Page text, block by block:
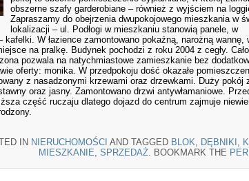
obszerne szafy garderobiane – również z wyjściem na
Zapraszamy do obejrzenia dwupokojowego mieszkania w
lokalizacji – ul. Podłogi w mieszkaniu stanowią panele, w
kafelki. W łazience zamontowano pokaźną, narożną wannę,
na pralkę. Budynek pochodzi z roku 2004 z cegły.
pozwala na natychmiastowe zamieszkanie bez
oferty: monika. W przedpokoju dość okazałe
z nasadzonymi krzewami oraz drzewkami. Duży pokój
oraz jasny. Zamontowano drzwi antywłamaniowe.
część ruczaju dlatego dojazd do centrum zajmuje
IN NIERUCHOMOŚCI AND TAGGED BLOK DĘBNIKI
MIESZKANIE SPRZEDAŻ . BOOKMARK THE